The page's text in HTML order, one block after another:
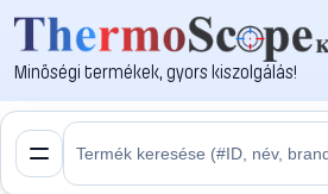
Minőségi termékek, gyors kiszolgálás!